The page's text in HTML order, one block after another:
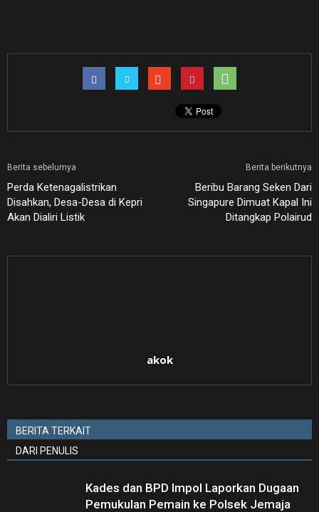
Berita sebelumya
Perda Ketenagalistrikan
Disahkan, Desa-Desa di Kepri
Akan Dialiri Listik
Berita berikutnya
Beribu Barang Seken Dari
Singapure Dimuat Kapal Ini
Ditangkap Polairud
akok
BERITA TERKAIT
DARI PENULIS
Kades dan BPD Impol Laporkan Dugaan
Pemukulan Pemain ke Polsek Jemaja